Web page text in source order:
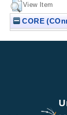
View Item
CORE